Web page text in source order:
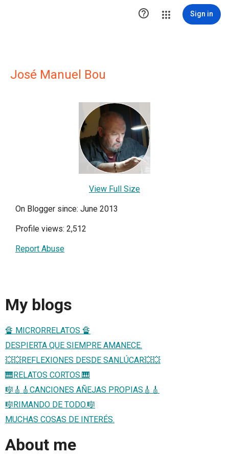
 Sign in
José Manuel Bou
View Full Size
On Blogger since: June 2013
Profile views: 2,512
Report Abuse
My blogs
🔏 MICRORRELATOS 🔏
DESPIERTA QUE SIEMPRE AMANECE.
💥💥REFLEXIONES DESDE SANLÚCAR💥💥
🎹RELATOS CORTOS.🎹
🎼🎸🎸CANCIONES AÑEJAS PROPIAS🎸🎸
🎼RIMANDO DE TODO.🎼
MUCHAS COSAS DE INTERÉS.
About me